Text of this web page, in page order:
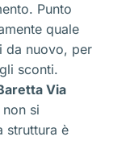
Punto
quale
da nuovo, per
sconti.
Via
non si
struttura è